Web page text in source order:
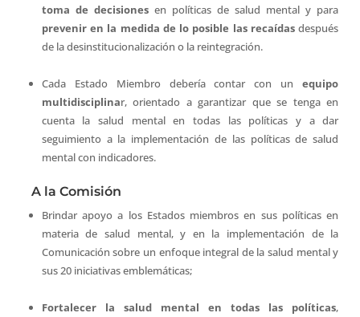
toma de decisionesen políticas de salud mental y para
prevenir en la medida de lo posible las recaídasdespués
de la desinstitucionalización o la reintegración.
Cada Estado Miembro debería contar con unequipo
multidisciplinar, orientado a garantizar que se tenga en
cuenta la salud mental en todas las políticas y a dar
seguimiento a la implementación de las políticas de salud
mental con indicadores.
A la Comisión
Brindar apoyo a los Estados miembros en sus políticas en
materia de salud mental, y en la implementación de la
Comunicación sobre un enfoque integral de la salud mental y
sus 20 iniciativas emblemáticas;
Fortalecer la salud mental en todas las políticas,